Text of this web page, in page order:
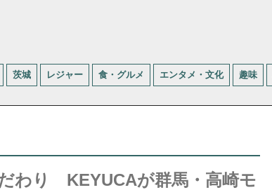
茨城 レジャー 食・グルメ エンタメ・文化 趣味
わり KEYUCAが群馬・高崎モ